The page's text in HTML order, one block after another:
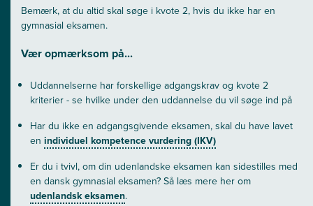
Bemærk, at du altid skal søge i kvote 2, hvis du ikke har en
gymnasial eksamen.
Vær opmærksom på...
Uddannelserne har forskellige adgangskrav og kvote 2
kriterier - se hvilke under den uddannelse du vil søge ind på
Har du ikke en adgangsgivende eksamen, skal du have lavet
en individuel kompetence vurdering (IKV)
Er du i tvivl, om din udenlandske eksamen kan sidestilles med
en dansk gymnasial eksamen? Så læs mere her om
udenlandsk eksamen.